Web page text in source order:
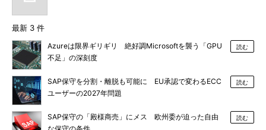
最新 3 件
Azureは限界ギリギリ 絶好調Microsoftを襲う「GPU
不足」の深刻度
読む
SAP保守を分割・離脱も可能に EU承認で変わるECC
ユーザーの2027年問題
読む
SAP保守の「殿様商売」にメス 欧州委が迫った自由
読む